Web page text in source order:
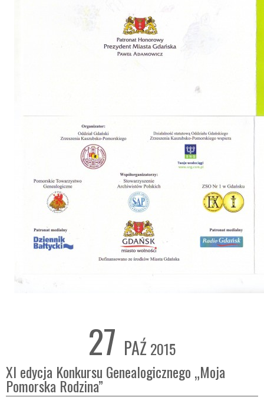
27 PAŹ 2015
XI edycja Konkursu Genealogicznego „Moja
Pomorska Rodzina”